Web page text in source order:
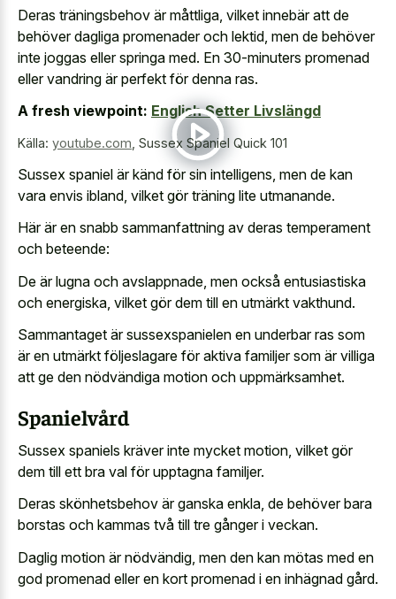
Deras träningsbehov är måttliga, vilket innebär att de
behöver dagliga promenader och lektid, men de behöver
inte joggas eller springa med. En 30-minuters promenad
eller vandring är perfekt för denna ras.
A fresh viewpoint: English Setter Livslängd
Källa: youtube.com, Sussex Spaniel Quick 101
Sussex spaniel är känd för sin intelligens, men de kan
vara envis ibland, vilket gör träning lite utmanande.
Här är en snabb sammanfattning av deras temperament
och beteende:
De är lugna och avslappnade, men också entusiastiska
och energiska, vilket gör dem till en utmärkt vakthund.
Sammantaget är sussexspanielen en underbar ras som
är en utmärkt följeslagare för aktiva familjer som är villiga
att ge den nödvändiga motion och uppmärksamhet.
Spanielvård
Sussex spaniels kräver inte mycket motion, vilket gör
dem till ett bra val för upptagna familjer.
Deras skönhetsbehov är ganska enkla, de behöver bara
borstas och kammas två till tre gånger i veckan.
Daglig motion är nödvändig, men den kan mötas med en
god promenad eller en kort promenad i en inhägnad gård.